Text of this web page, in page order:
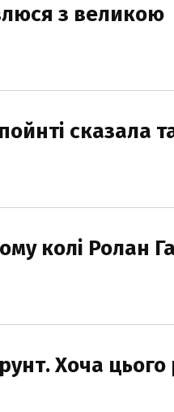
з великою
сказала
колі Ролан
Хоча цього